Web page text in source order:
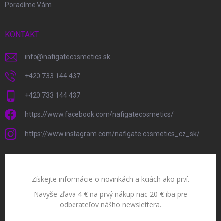
Poradíme Vám
KONTAKT
info@nafigatecosmetics.sk
+420 733 144 437
+420 733 144 437
https://www.facebook.com/nafigatecosmetics/
https://www.instagram.com/nafigate.cosmetics_cz_sk/
Získejte informácie o novinkách a kciách ako prví.
Navyše zľava 4 € na prvý nákup nad 20 € iba pre
odberateľov nášho newslettera.